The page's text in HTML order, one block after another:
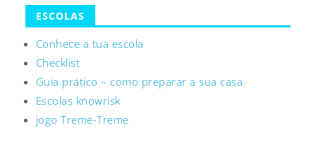
ESCOLAS
Conhece a tua escola
Checklist
Guia prático – como preparar a sua casa
Escolas knowrisk
jogo Treme-Treme